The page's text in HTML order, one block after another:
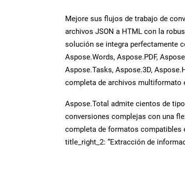
Mejore sus flujos de trabajo de
archivos JSON a HTML con la
solución se integra perfectamente
Aspose.Words, Aspose.PDF,
Aspose.Tasks, Aspose.3D,
completa de archivos multiformato
Aspose.Total admite cientos de
conversiones complejas con una
completa de formatos compatibles
title_right_2: “Extracción de